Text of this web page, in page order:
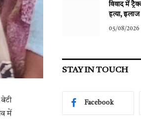
में
विवाद में
हत्या, इलाज
05/08/2026
STAY IN TOUCH
Facebook